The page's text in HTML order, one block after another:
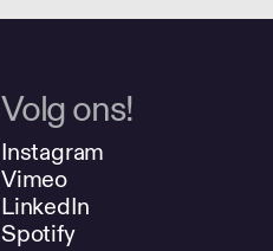
Volg ons!
Instagram
Vimeo
LinkedIn
Spotify